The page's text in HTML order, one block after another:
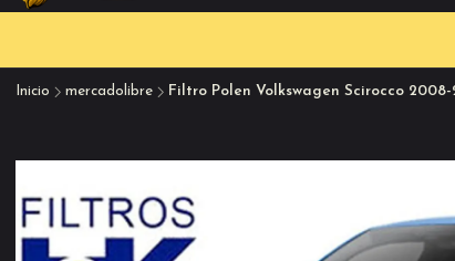
Inicio mercadolibre Filtro Polen Volkswagen Scirocco 2008-